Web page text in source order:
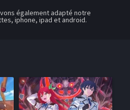
également adapté notre
iphone, ipad et android.